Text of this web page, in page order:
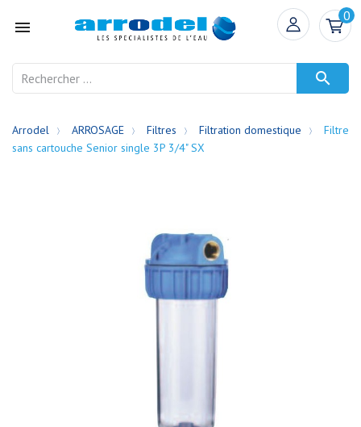

0

Arrodel ARROSAGE Filtres Filtration domestique
Filtre
sans cartouche Senior single 3P 3/4" SX